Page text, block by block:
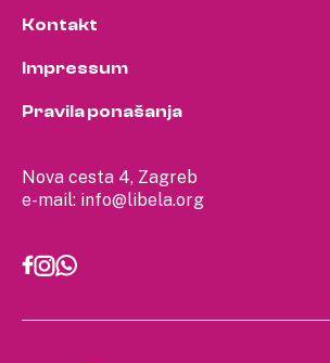
Nova cesta 4, Zagreb
e-mail: info@libela.org
Kontakt
Impressum
Pravila ponašanja